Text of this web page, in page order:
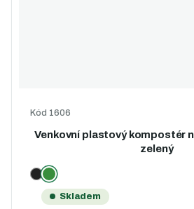
Venkovní plastový kompostér
zelený
Kód 1606
Skladem